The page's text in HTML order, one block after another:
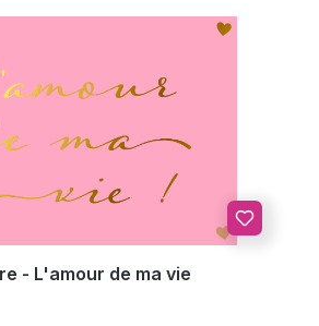
- L'amour de ma vie